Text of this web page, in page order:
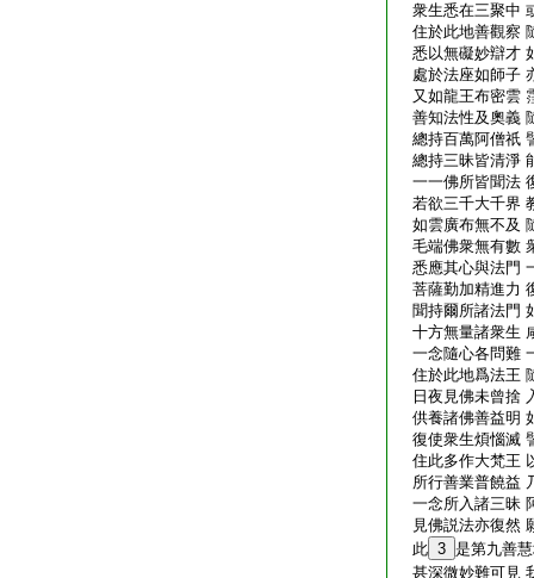
衆生悉在三聚中
住於此地善觀察
悉以無礙妙辯才
處於法座如師子
又如龍王布密雲
善知法性及奧義
總持百萬阿僧祇
總持三昧皆清淨
一一佛所皆聞法
若欲三千大千界
如雲廣布無不及
毛端佛衆無有數
悉應其心與法門
菩薩勤加精進力
聞持爾所諸法門
十方無量諸衆生
一念隨心各問難
住於此地爲法王
日夜見佛未曾捨
供養諸佛善益明
復使衆生煩惱滅
住此多作大梵王
所行善業普饒益
一念所入諸三昧
見佛説法亦復然
此 3 是第九善
甚深微妙難可見